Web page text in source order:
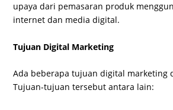
upaya dari pemasaran produk
internet dan media digital.
Tujuan Digital Marketing
Ada beberapa tujuan digital marketing
Tujuan-tujuan tersebut antara lain: